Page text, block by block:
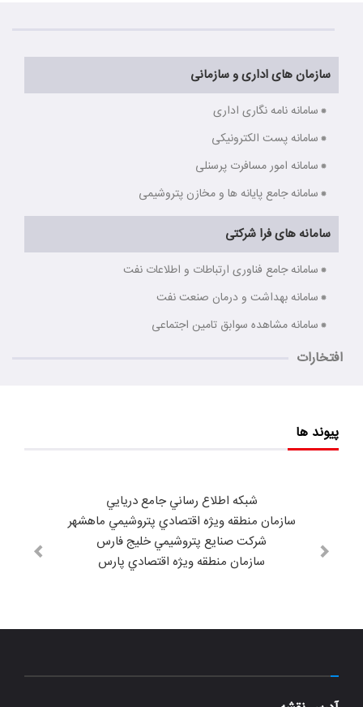
سازمان های اداری و سازمانی
سامانه نامه نگاری اداری
سامانه پست الکترونیکی
سامانه امور مسافرت پرسنلی
سامانه جامع پایانه ها و مخازن پتروشیمی
سامانه های فرا شرکتی
سامانه جامع فناوری ارتباطات و اطلاعات نفت
سامانه بهداشت و درمان صنعت نفت
سامانه مشاهده سوابق تامین اجتماعی
افتخارات
پیوند ها
شبكه اطلاع رساني جامع دريايي
سازمان منطقه ويژه اقتصادي پتروشيمي ماهشهر
شركت صنايع پتروشيمي خليج فارس
سازمان منطقه ويژه اقتصادي پارس